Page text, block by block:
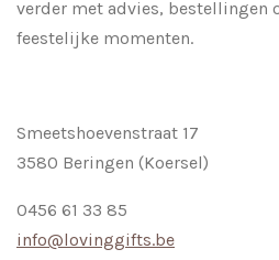
verder met advies, bestellingen
feestelijke momenten.
Smeetshoevenstraat 17
3580 Beringen (Koersel)
0456 61 33 85
info@lovinggifts.be